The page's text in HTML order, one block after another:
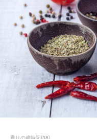
香りの歳時記(38)